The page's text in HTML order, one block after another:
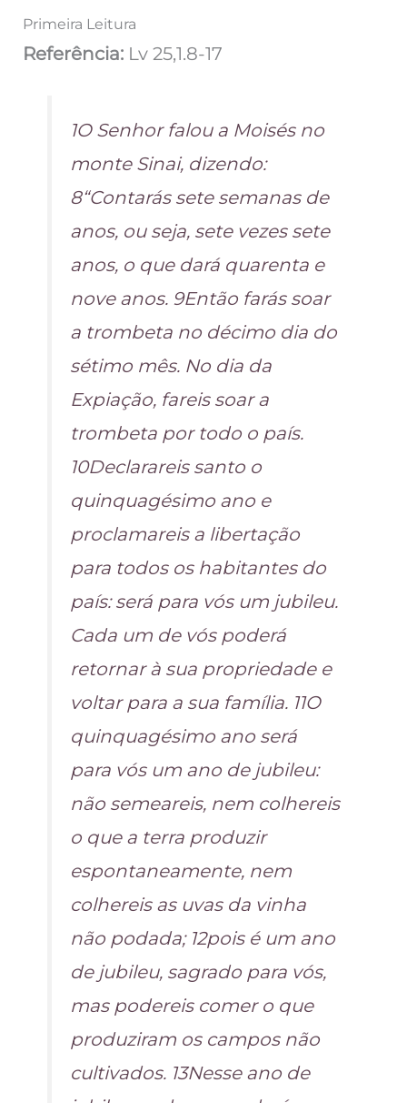
Primeira Leitura
Referência: Lv 25,1.8-17
1O Senhor falou a Moisés no
monte Sinai, dizendo:
8“Contarás sete semanas de
anos, ou seja, sete vezes sete
anos, o que dará quarenta e
nove anos. 9Então farás soar
a trombeta no décimo dia do
sétimo mês. No dia da
Expiação, fareis soar a
trombeta por todo o país.
10Declarareis santo o
quinquagésimo ano e
proclamareis a libertação
para todos os habitantes do
país: será para vós um jubileu.
Cada um de vós poderá
retornar à sua propriedade e
voltar para a sua família. 11O
quinquagésimo ano será
para vós um ano de jubileu:
não semeareis, nem colhereis
o que a terra produzir
espontaneamente, nem
colhereis as uvas da vinha
não podada; 12pois é um ano
de jubileu, sagrado para vós,
mas podereis comer o que
produziram os campos não
cultivados. 13Nesse ano de